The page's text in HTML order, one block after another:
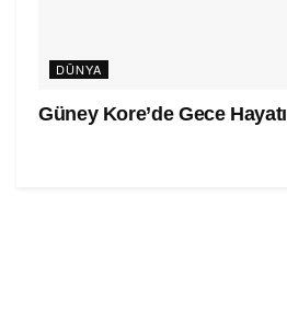
DÜNYA
Güney Kore’de Gece Hayatı